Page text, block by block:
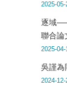
2025-05-
逐域
聯合論
2025-04-
吳謹為
2024-12-